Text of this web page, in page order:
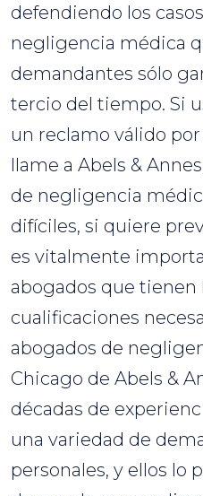
defendiendo los
negligencia médica
demandantes sólo
tercio del tiempo. Si
un reclamo válido
llame a Abels &
de negligencia
difíciles, si quiere
es vitalmente
abogados que tienen
cualificaciones
abogados de
Chicago de Abels &
décadas de
una variedad de
personales, y ellos lo